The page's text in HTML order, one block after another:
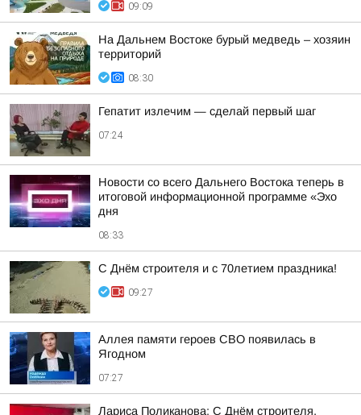
09:09
На Дальнем Востоке бурый медведь – хозяин
территорий
08:30
Гепатит излечим — сделай первый шаг
07:24
Новости со всего Дальнего Востока теперь в
итоговой информационной программе «Эхо
дня
08:33
С Днём строителя и с 70летием праздника!
09:27
Аллея памяти героев СВО появилась в
Ягодном
07:27
Лариса Поликанова: С Днём строителя,